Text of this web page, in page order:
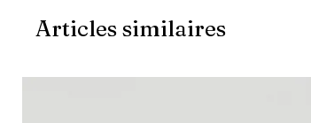
Articles similaires